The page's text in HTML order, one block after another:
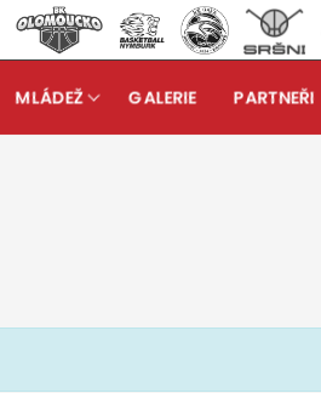
MLÁDEŽ GALERIE PARTNEŘI